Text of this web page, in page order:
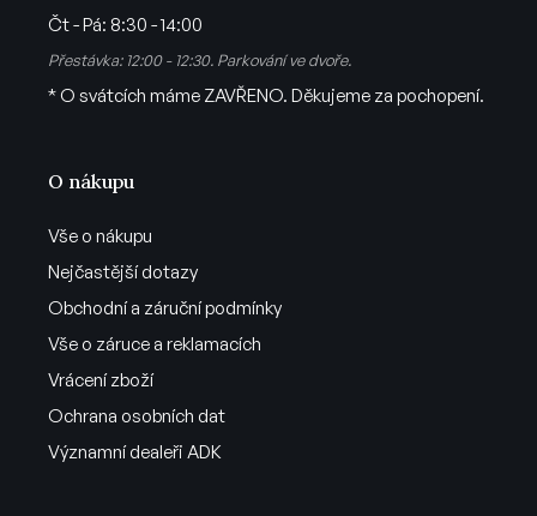
O nákupu
Vše o nákupu
Nejčastější dotazy
Obchodní a záruční podmínky
Vše o záruce a reklamacích
Vrácení zboží
Ochrana osobních dat
Významní dealeři ADK
Čt - Pá: 8:30 - 14:00
Přestávka: 12:00 - 12:30. Parkování ve dvoře.
* O svátcích máme ZAVŘENO. Děkujeme za pochopení.